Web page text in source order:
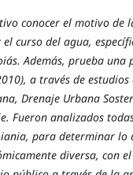
conocer el motivo de
curso del agua,
Además, prueba una
a través de
Drenaje Urbana
Fueron analizados
para determinar lo
diversa, con